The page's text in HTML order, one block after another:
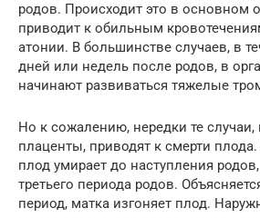
родов. Происходит это в основном
приводит к обильным
атонии. В большинстве случаев, в
дней или недель после родов, в
начинают развиваться тяжелые
Но к сожалению, нередки те случаи,
плаценты, приводят к смерти
плод умирает до наступления
третьего периода родов.
период, матка изгоняет плод.